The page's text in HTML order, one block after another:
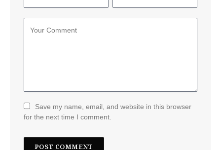
Save my name, email, and website in this browser
for the next time I comment.